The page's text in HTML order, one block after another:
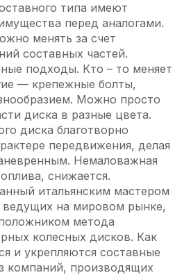
типа имеют
перед аналогами.
менять за счет
составных частей.
подходы. Кто – то меняет
— крепежные болты,
Можно просто
диска в разные цвета.
диска благотворно
передвижения, делая
Немаловажная
снижается.
итальянским мастером
ведущих на мировом рынке,
метода
колесных дисков. Как
и укрепляются составные
компаний, производящих